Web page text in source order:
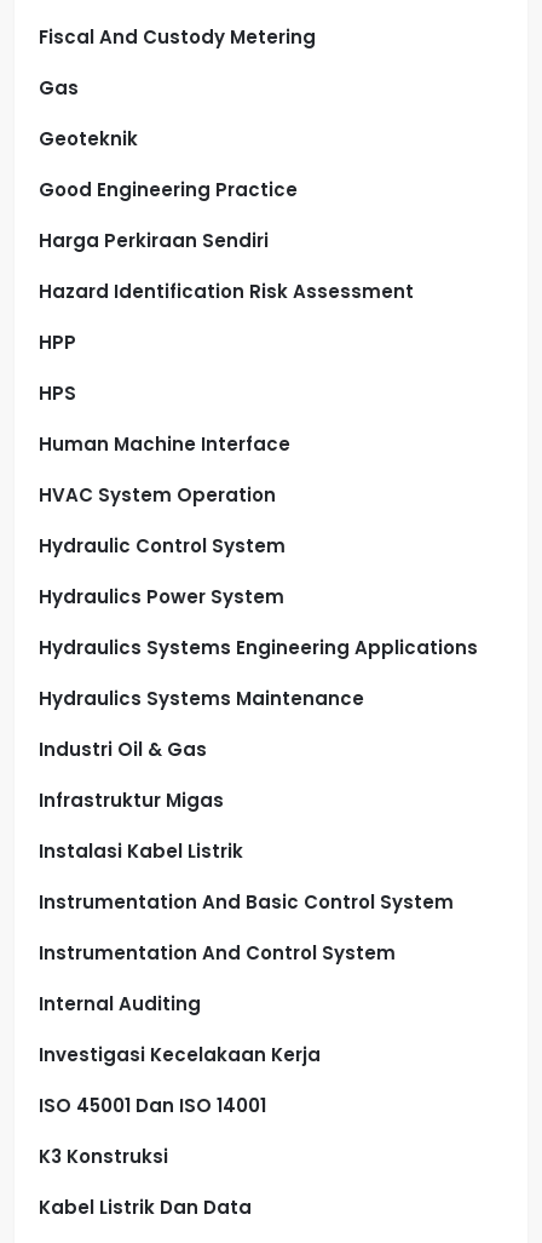
Fiscal And Custody Metering
Gas
Geoteknik
Good Engineering Practice
Harga Perkiraan Sendiri
Hazard Identification Risk Assessment
HPP
HPS
Human Machine Interface
HVAC System Operation
Hydraulic Control System
Hydraulics Power System
Hydraulics Systems Engineering Applications
Hydraulics Systems Maintenance
Industri Oil & Gas
Infrastruktur Migas
Instalasi Kabel Listrik
Instrumentation And Basic Control System
Instrumentation And Control System
Internal Auditing
Investigasi Kecelakaan Kerja
ISO 45001 Dan ISO 14001
K3 Konstruksi
Kabel Listrik Dan Data